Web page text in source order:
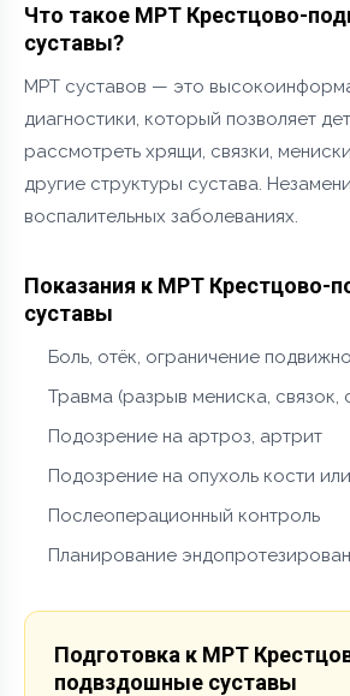
Что такое МРТ Крестцово-
суставы?
МРТ суставов — это
диагностики, который позволяет
рассмотреть хрящи, связки,
другие структуры сустава.
воспалительных заболеваниях.
Показания к МРТ Крестцово-
суставы
Боль, отёк, ограничение
Травма (разрыв мениска, связок,
Подозрение на артроз, артрит
Подозрение на опухоль кости
Послеоперационный контроль
Планирование
Подготовка к МРТ
подвздошные суставы